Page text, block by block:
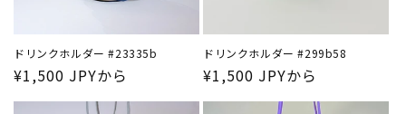
ドリンクホルダー #23335b
通
常
¥1,500 JPYから
ドリンクホルダー #299b58
通
常
¥1,500 JPYから